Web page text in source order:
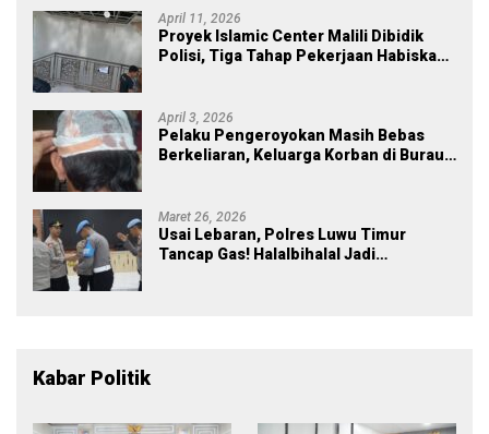
April 11, 2026
Proyek Islamic Center Malili Dibidik
Polisi, Tiga Tahap Pekerjaan Habiskan
April 3, 2026
Pelaku Pengeroyokan Masih Bebas
Berkeliaran, Keluarga Korban di Burau
Maret 26, 2026
Usai Lebaran, Polres Luwu Timur
Tancap Gas! Halalbihalal Jadi
Kabar Politik